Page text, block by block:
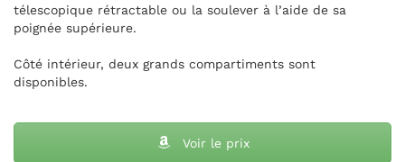
télescopique rétractable ou la soulever à l’aide de sa
poignée supérieure.
Côté intérieur, deux grands compartiments sont
disponibles.
Voir le prix